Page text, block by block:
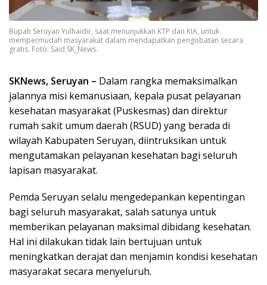
Bupati Seruyan Yulhaidir, saat menunjukkan KTP dan KIA, untuk
mempermudah masyarakat dalam mendapatkan pengobatan secara
gratis. Foto: Said SK_News.
SKNews, Seruyan – Dalam rangka memaksimalkan
jalannya misi kemanusiaan, kepala pusat pelayanan
kesehatan masyarakat (Puskesmas) dan direktur
rumah sakit umum daerah (RSUD) yang berada di
wilayah Kabupaten Seruyan, diintruksikan untuk
mengutamakan pelayanan kesehatan bagi seluruh
lapisan masyarakat.
Pemda Seruyan selalu mengedepankan kepentingan
bagi seluruh masyarakat, salah satunya untuk
memberikan pelayanan maksimal dibidang kesehatan.
Hal ini dilakukan tidak lain bertujuan untuk
meningkatkan derajat dan menjamin kondisi kesehatan
masyarakat secara menyeluruh.